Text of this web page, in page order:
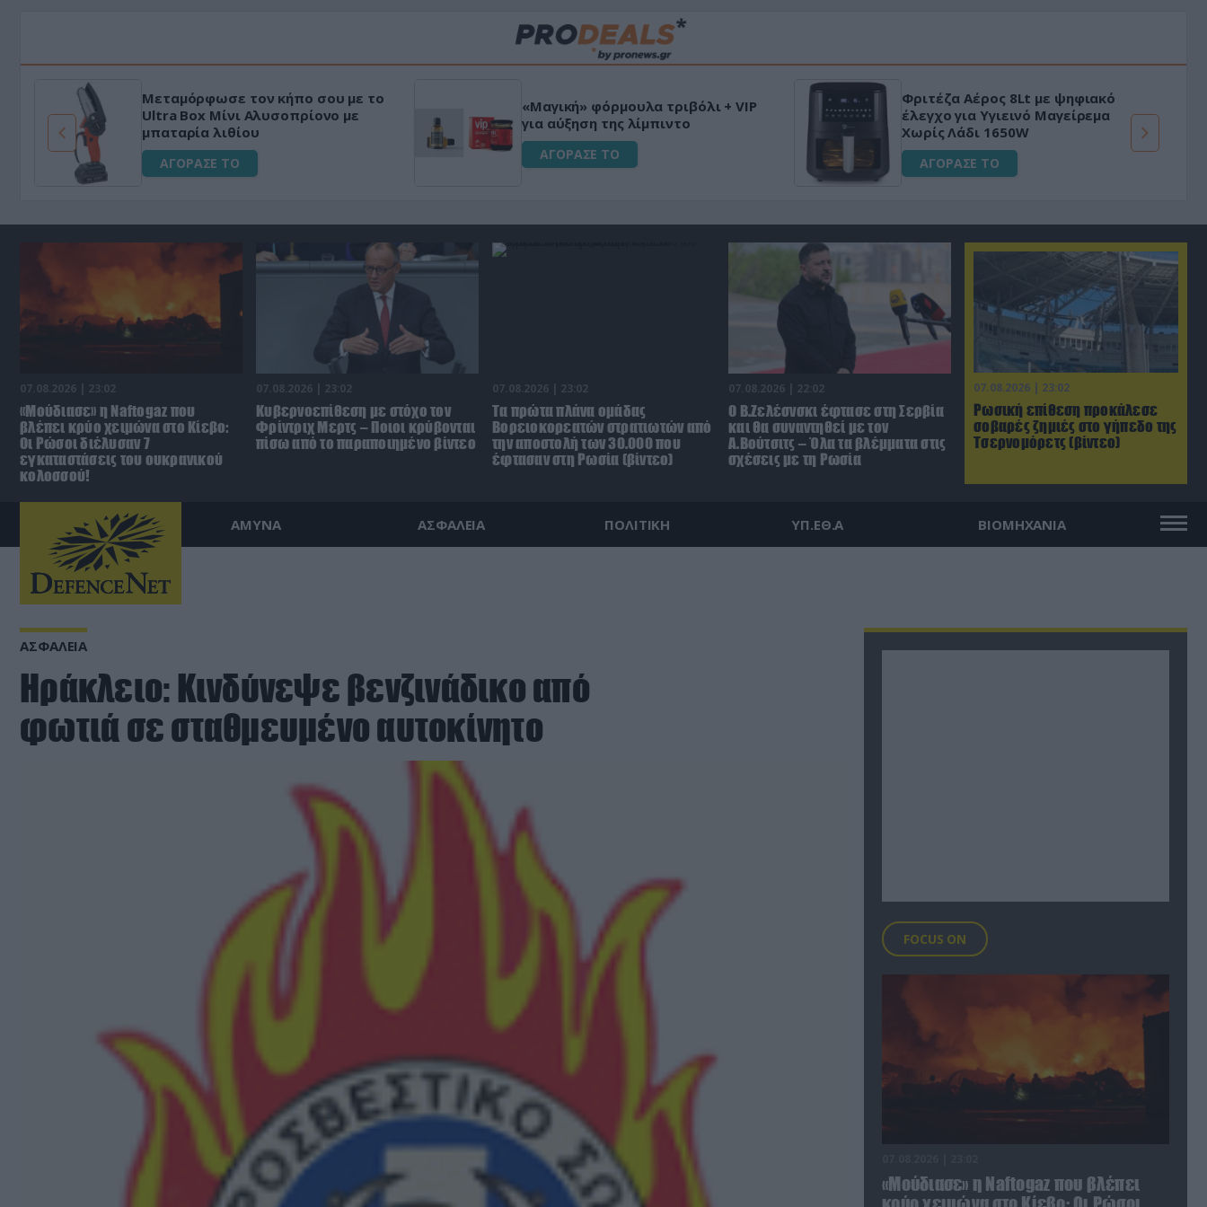
Μεταμόρφωσε τον κήπο σου με το
Ultra Box Μίνι Αλυσοπρίονο με
μπαταρία λιθίου
ΑΓΟΡΑΣΕ ΤΟ
«Μαγική» φόρμουλα τριβόλι + VIP
για αύξηση της λίμπιντο
ΑΓΟΡΑΣΕ ΤΟ
Φριτέζα Αέρος 8Lt με ψηφιακό
έλεγχο για Υγιεινό Μαγείρεμα
Χωρίς Λάδι 1650W
ΑΓΟΡΑΣΕ ΤΟ
07.08.2026 | 23:02
Ρωσική επίθεση προκάλεσε
σοβαρές ζημιές στο γήπεδο της
Τσερνομόρετς (βίντεο)
07.08.2026 | 23:02
«Μούδιασε» η Naftogaz που
βλέπει κρύο χειμώνα στο Κίεβο:
Οι Ρώσοι διέλυσαν 7
εγκαταστάσεις του ουκρανικού
κολοσσού!
07.08.2026 | 23:02
Κυβερνοεπίθεση με στόχο τον
Φρίντριχ Μερτς – Ποιοι κρύβονται
πίσω από το παραποιημένο βίντεο
07.08.2026 | 23:02
Τα πρώτα πλάνα ομάδας
Βορειοκορεατών στρατιωτών από
την αποστολή των 30.000 που
έφτασαν στη Ρωσία (βίντεο)
07.08.2026 | 22:02
Ο Β.Ζελέσνσκι έφτασε στη Σερβία
και θα συναντηθεί με τον
Α.Βούτσιτς – Όλα τα βλέμματα στις
σχέσεις με τη Ρωσία
ΑΜΥΝΑ ΑΣΦΑΛΕΙΑ ΠΟΛΙΤΙΚΗ ΥΠ.ΕΘ.Α ΒΙΟΜΗΧΑΝΙΑ
ΑΣΦΑΛΕΙΑ
Ηράκλειο: Κινδύνεψε βενζινάδικο από
φωτιά σε σταθμευμένο αυτοκίνητο
FOCUS ON
«Μούδιασε» η Naftogaz που βλέπει